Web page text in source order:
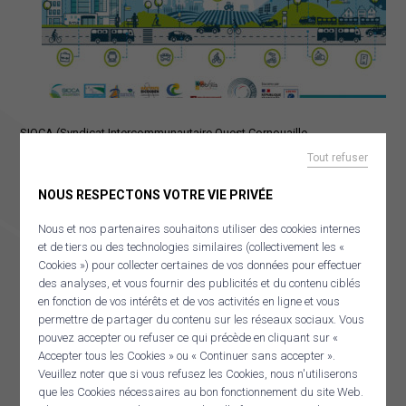
Panneau de gestion des cookies
NOUS RESPECTONS VOTRE VIE PRIVÉE
Nous et nos partenaires souhaitons utiliser des cookies internes
et de tiers ou des technologies similaires (collectivement les «
Cookies ») pour collecter certaines de vos données pour effectuer
des analyses, et vous fournir des publicités et du contenu ciblés
en fonction de vos intérêts et de vos activités en ligne et vous
permettre de partager du contenu sur les réseaux sociaux. Vous
pouvez accepter ou refuser ce qui précède en cliquant sur «
Accepter tous les Cookies » ou « Continuer sans accepter ».
Veuillez noter que si vous refusez les Cookies, nous n'utiliserons
que les Cookies nécessaires au bon fonctionnement du site Web.
Tout refuser
MOBILITÉ
OuestKarr covoiturage
Mai à vélo
Documents mobilités
Schéma directeur vélo
SIOCA (Syndicat Intercommunautaire Ouest Cornouaille
Aménagement) organise une troisième série d’ateliers sur les
prochaines années, afin de faire évoluer les pratiques de
Rendez-vous les22 et 25 février pour la prochaine session
Pont-Croix
mardi 22 février de 10h à 12h, salle du
Théâtre,espace Louis Bolloré, rue Jean-Louis LE GOFF
ADouarnenezle mardi 22 février de 14h à 16hau siège de
Douarnenez Communauté 75, rue Ar Véret
APont L’Abbéle vendredi 25 février de 10h à 12hsalle du
patronage Laïque, Place Benjamin Delessert